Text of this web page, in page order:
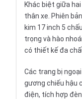
Khác biệt giữa
thân xe. Phiên
kim 17 inch 5
trọng và hào
có thiết kế đa
Các trang bị
gương chiếu hậu
điện, tích hợp